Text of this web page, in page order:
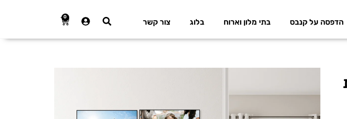
הדפסה על קנבס בתי מלון וארוח בלוג צור קשר
0